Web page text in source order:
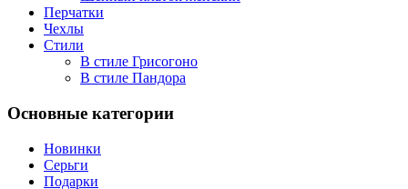
Перчатки
Чехлы
Стили
В стиле Грисогоно
В стиле Пандора
Основные категории
Новинки
Серьги
Подарки